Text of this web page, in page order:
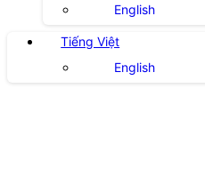
English
Tiếng Việt
English